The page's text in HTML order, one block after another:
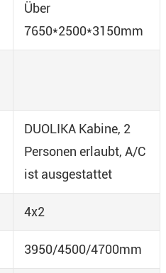
Über
7650*2500*3150mm
DUOLIKA Kabine, 2
Personen erlaubt, A/C
ist ausgestattet
4x2
3950/4500/4700mm